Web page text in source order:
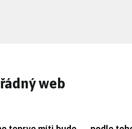
web